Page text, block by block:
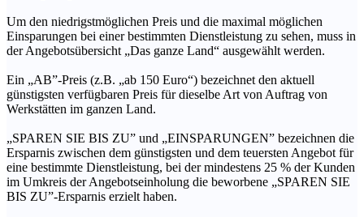
Um den niedrigstmöglichen Preis und die maximal möglichen
Einsparungen bei einer bestimmten Dienstleistung zu sehen, muss in
der Angebotsübersicht „Das ganze Land“ ausgewählt werden.
Ein „AB”-Preis (z.B. „ab 150 Euro“) bezeichnet den aktuell
günstigsten verfügbaren Preis für dieselbe Art von Auftrag von
Werkstätten im ganzen Land.
„SPAREN SIE BIS ZU” und „EINSPARUNGEN” bezeichnen die
Ersparnis zwischen dem günstigsten und dem teuersten Angebot für
eine bestimmte Dienstleistung, bei der mindestens 25 % der Kunden
im Umkreis der Angebotseinholung die beworbene „SPAREN SIE
BIS ZU”-Ersparnis erzielt haben.